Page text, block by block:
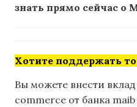
знать прямо сейчас о
Хотите поддержать
Вы можете внести
commerce от банка